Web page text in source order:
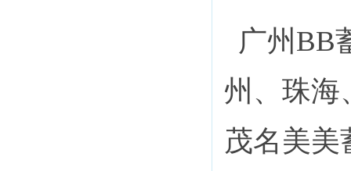
广州BB
州、珠海
茂名美美